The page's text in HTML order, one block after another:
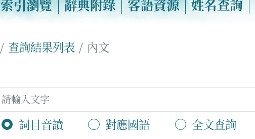
索引瀏覽 辭典附錄 客語資源 姓名查詢
查詢結果列表 內文
詞目音讀 對應國語 全文查詢